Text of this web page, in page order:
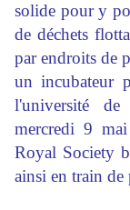
solide pour y
de déchets
par endroits de
un incubateur
l'université
mercredi 9
Royal Society
ainsi en train de